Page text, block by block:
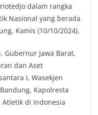
dalam rangka
Nasional yang berada
Kamis (10/10/2024).
Gubernur Jawa Barat,
dan Aset
I, Wasekjen
Kapolresta
di Indonesia